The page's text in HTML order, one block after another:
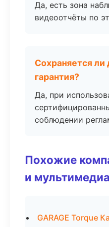
Да, есть зона
видеоотчёты по
Сохраняется ли
гарантия?
Да, при
соблюдении
Похожие
и мультимедиа
GARAGE Torque